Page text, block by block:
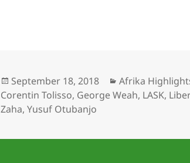
Veröffentlicht
am
September 18, 2018 Kategorien
Afrika
Corentin Tolisso, George Weah, LASK,
Zaha,Yusuf Otubanjo